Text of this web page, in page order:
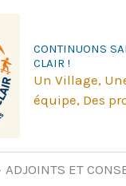
CONTINUONS
CLAIR !
Un Village,
équipe, Des
ADJOINTS ET